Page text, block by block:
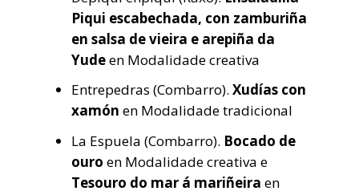
Piqui escabechada, con zamburiña
en salsa de vieira e arepiña da
Yudeen Modalidade creativa
Entrepedras (Combarro). Xudías con
xamón en Modalidade tradicional
La Espuela (Combarro). Bocado de
ouro en Modalidade creativa e
Tesouro do mar á mariñeira en